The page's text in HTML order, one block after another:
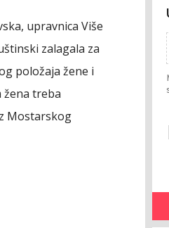
upravnica Više
zalagala za
položaja žene i
žena treba
Mostarskog